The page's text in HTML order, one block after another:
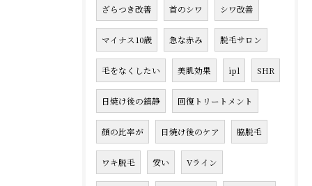
ざらつき改善 首のシワ シワ改善
マイナス10歳 急な赤み 脱毛サロン
毛をなくしたい 美肌効果 ipl SHR
日焼け後の鎮静 回復トリートメント
顔の比率が 日焼け後のケア 脇脱毛
ワキ脱毛 安い Vライン